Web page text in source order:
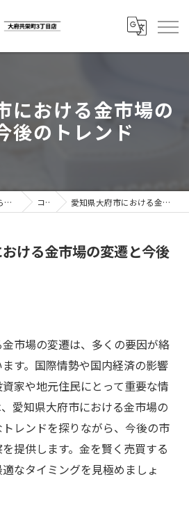
における金市場の
後のトレンド
愛知県大府市の買取なら買取大吉 大府共栄町3丁目店 コラム 愛知県大府市における金市場の変遷と今後のトレンド
ける金市場の変遷と今後
市場の変遷は、多くの要因が絡
す。国際情勢や国内経済の影響
家や地元住民にとって重要な情
愛知県大府市における金市場の
レンドを探りながら、今後の市
提供します。金を賢く売買する
なタイミングを見極めましょ